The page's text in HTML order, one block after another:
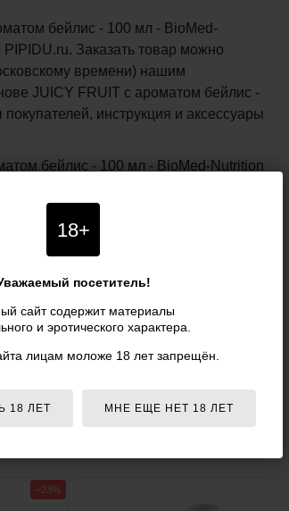
18+
посетитель!
сайт содержит материалы
и эротического характера.
лицам моложе 18 лет запрещён.
18 ЛЕТ МНЕ ЕЩЕ НЕТ 18 ЛЕТ
бейлис - 100 мл - BioMed-
Заказать товар можно
времени) нашим
JUICY FRUIT с ароматом бейлис -
инструкция и аксессуары
бейлис - 100 мл - BioMed-Nutrition
по Москве и почтой по всей
от 5 990 р.
производителя. Внешний вид и комплектация товара
−23%